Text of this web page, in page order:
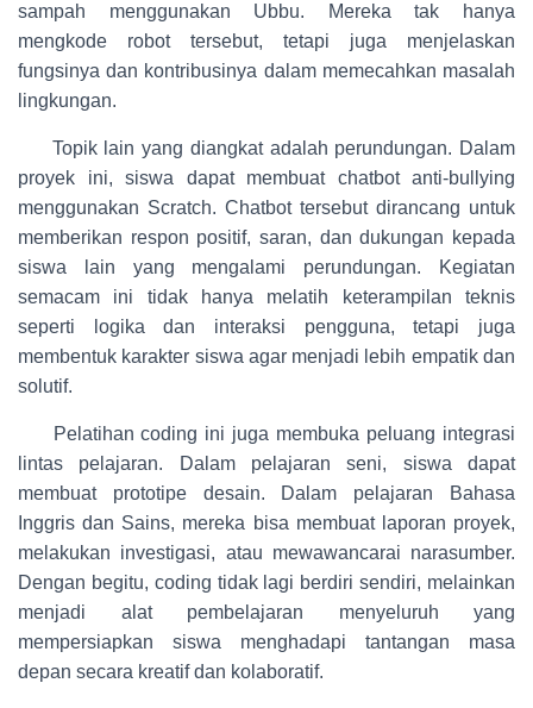
sampah menggunakan Ubbu. Mereka tak hanya
mengkode robot tersebut, tetapi juga menjelaskan
fungsinya dan kontribusinya dalam memecahkan masalah
lingkungan.
Topik lain yang diangkat adalah perundungan. Dalam
proyek ini, siswa dapat membuat chatbot anti-bullying
menggunakan Scratch. Chatbot tersebut dirancang untuk
memberikan respon positif, saran, dan dukungan kepada
siswa lain yang mengalami perundungan. Kegiatan
semacam ini tidak hanya melatih keterampilan teknis
seperti logika dan interaksi pengguna, tetapi juga
membentuk karakter siswa agar menjadi lebih empatik dan
solutif.
Pelatihan coding ini juga membuka peluang integrasi
lintas pelajaran. Dalam pelajaran seni, siswa dapat
membuat prototipe desain. Dalam pelajaran Bahasa
Inggris dan Sains, mereka bisa membuat laporan proyek,
melakukan investigasi, atau mewawancarai narasumber.
Dengan begitu, coding tidak lagi berdiri sendiri, melainkan
menjadi alat pembelajaran menyeluruh yang
mempersiapkan siswa menghadapi tantangan masa
depan secara kreatif dan kolaboratif.